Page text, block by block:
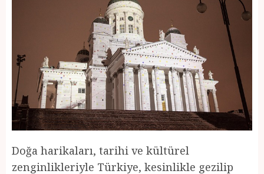
Doğa harikaları, tarihi ve kültürel
zenginlikleriyle Türkiye, kesinlikle gezilip